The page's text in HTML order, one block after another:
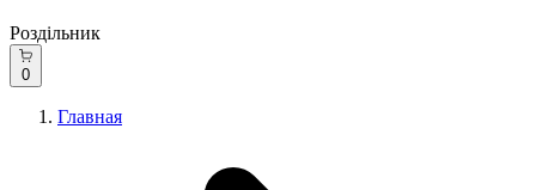
Роздільник
0
Главная